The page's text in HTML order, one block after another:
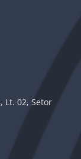
Lt. 02, Setor